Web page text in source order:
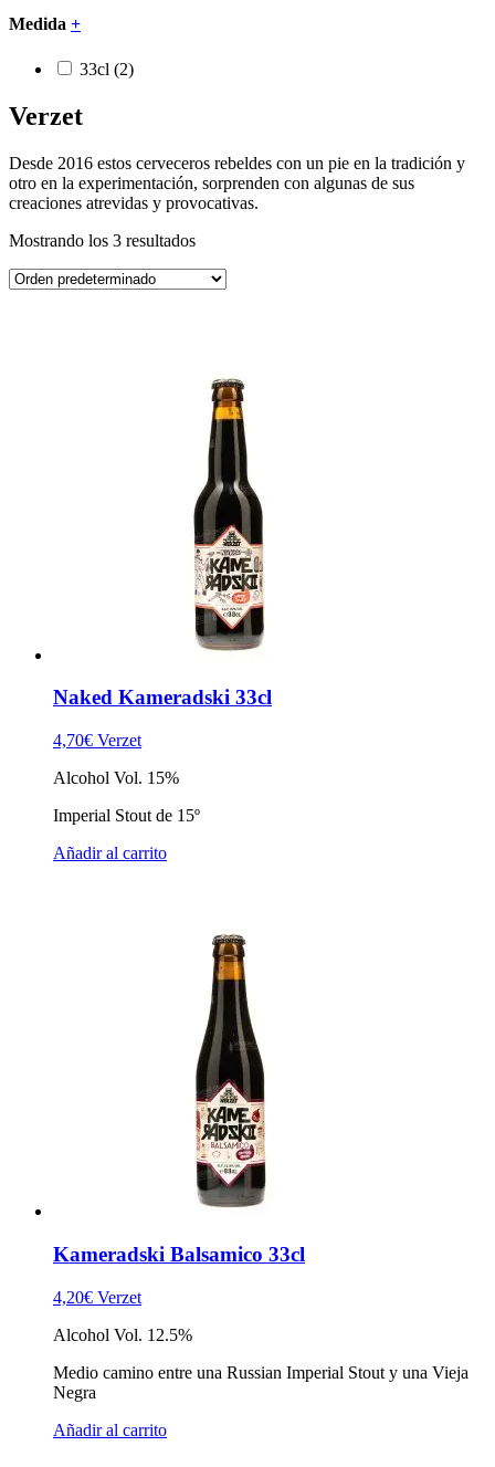
Medida +
33cl (2)
Verzet
Desde 2016 estos cerveceros rebeldes con un pie en la tradición y
otro en la experimentación, sorprenden con algunas de sus
creaciones atrevidas y provocativas.
Mostrando los 3 resultados
Naked Kameradski 33cl
4,70€ Verzet
Alcohol Vol. 15%
Imperial Stout de 15º
Añadir al carrito
Kameradski Balsamico 33cl
4,20€ Verzet
Alcohol Vol. 12.5%
Medio camino entre una Russian Imperial Stout y una Vieja
Negra
Añadir al carrito